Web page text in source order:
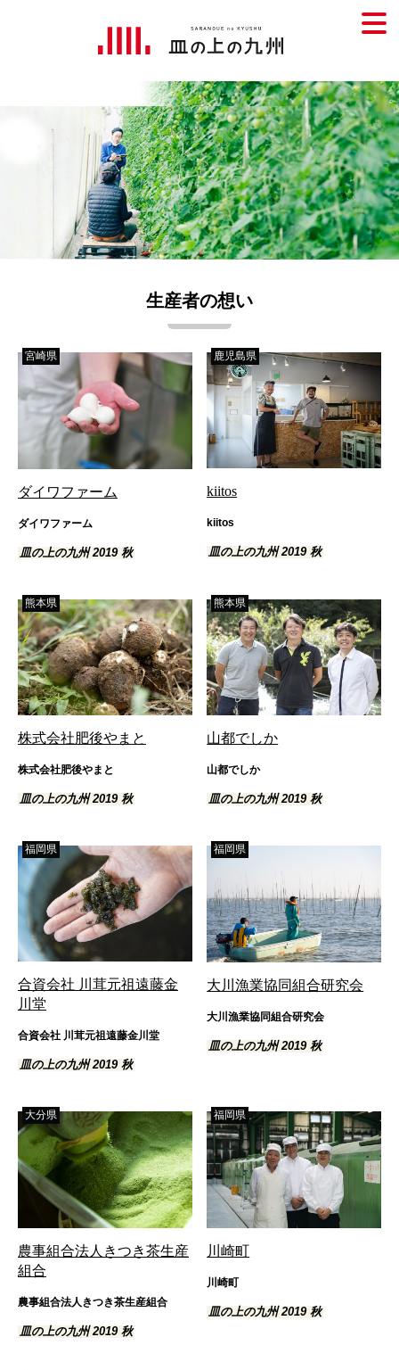
生産者の想い
宮崎県
ダイワファーム
ダイワファーム
皿の上の九州 2019 秋
鹿児島県
kiitos
kiitos
皿の上の九州 2019 秋
熊本県
株式会社肥後やまと
株式会社肥後やまと
皿の上の九州 2019 秋
熊本県
山都でしか
山都でしか
皿の上の九州 2019 秋
福岡県
合資会社 川茸元祖遠藤金
川堂
合資会社 川茸元祖遠藤金川堂
皿の上の九州 2019 秋
福岡県
大川漁業協同組合研究会
大川漁業協同組合研究会
皿の上の九州 2019 秋
大分県
農事組合法人きつき茶生産
組合
農事組合法人きつき茶生産組合
皿の上の九州 2019 秋
福岡県
川崎町
川崎町
皿の上の九州 2019 秋